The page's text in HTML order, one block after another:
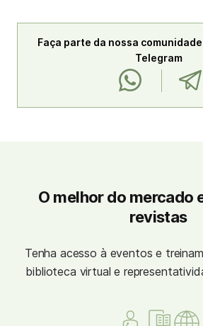
Faça parte da nossa
Telegram
O melhor do mercado
revistas
Tenha acesso à eventos e
biblioteca virtual e